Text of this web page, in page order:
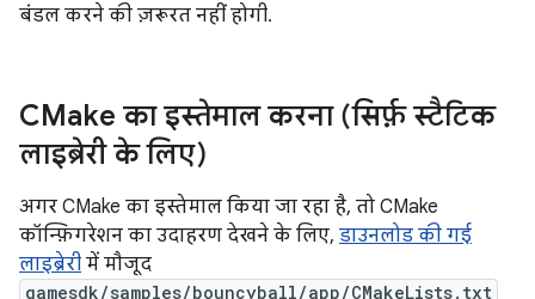
बंडल करने की ज़रूरत नहीं होगी.
CMake का इस्तेमाल करना (सिर्फ़ स्टैटिक
लाइब्रेरी के लिए)
अगर CMake का इस्तेमाल किया जा रहा है, तो CMake
कॉन्फ़िगरेशन का उदाहरण देखने के लिए, डाउनलोड की गई
लाइब्रेरी में मौजूद
gamesdk/samples/bouncyball/app/CMakeLists.txt